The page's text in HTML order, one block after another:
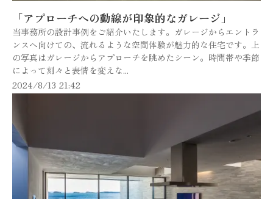
「アプローチへの動線が印象的なガレージ」
当事務所の設計事例をご紹介いたします。ガレージからエントラ
ンスへ向けての、流れるような空間体験が魅力的な住宅です。上
の写真はガレージからアプローチを眺めたシーン。時間帯や季節
によって刻々と表情を変えな...
2024/8/13 21:42